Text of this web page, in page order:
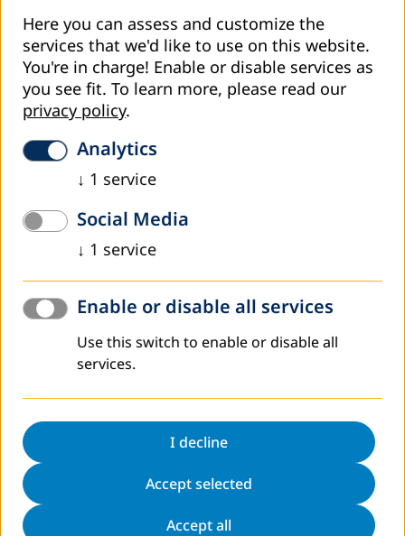
Redes sociales del Programa País Ecuador
Facebook:
https://www.facebook.com/dvvinternationalecuador/
LinkedIn:
https://ec.linkedin.com/company/dvv-
international-ecuador
https://youtube.com/
feature=shared
Here you can assess and customize the
services that we'd like to use on this website.
You're in charge! Enable or disable services as
you see fit. To learn more, please read our
privacy policy.
Analytics
↓ 1 service
Social Media
↓ 1 service
Enable or disable all services
Use this switch to enable or disable all
services.
I decline
Accept selected
Accept all